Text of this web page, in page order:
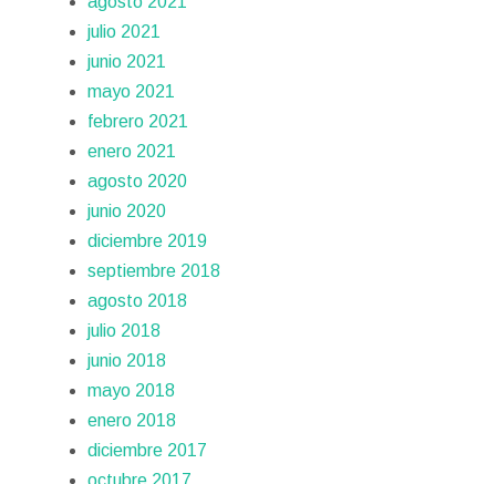
julio 2021
junio 2021
mayo 2021
febrero 2021
enero 2021
agosto 2020
junio 2020
diciembre 2019
septiembre 2018
agosto 2018
julio 2018
junio 2018
mayo 2018
enero 2018
diciembre 2017